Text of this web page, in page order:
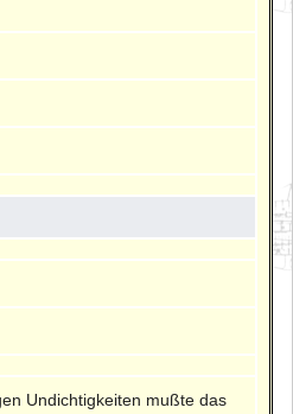
Undichtigkeiten mußte das